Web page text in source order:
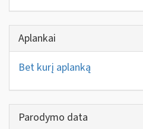
Aplankai
Bet kurį aplanką
Parodymo data